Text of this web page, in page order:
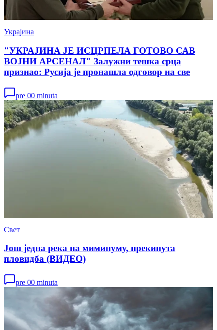
Украјина
"УКРАЈИНА ЈЕ ИСЦРПЕЛА ГОТОВО САВ
ВОЈНИ АРСЕНАЛ" Залужни тешка срца
признао: Русија је пронашла одговор на све
pre 00 minuta
Свет
Још једна река на миминуму, прекинута
пловидба (ВИДЕО)
pre 00 minuta